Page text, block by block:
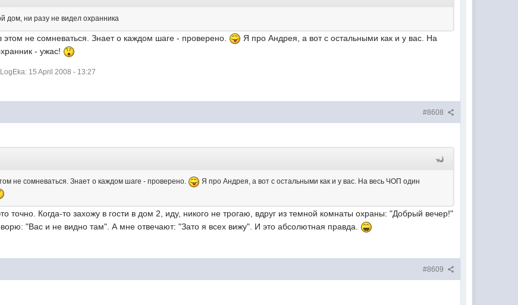
дом, ни разу не видел охранника
этом не сомневаться. Знает о каждом шаге - проверено.
Я про Андрея, а вот с остальными как и у вас. На
- ужас!
15 April 2008 - 13:27
#8608
не сомневаться. Знает о каждом шаге - проверено.
Я про Андрея, а вот с остальными как и у вас. На весь ЧОП один
точно. Когда-то захожу в гости в дом 2, иду, никого не трогаю, вдруг из темной комнаты охраны: "Добрый вечер!"
"Вас и не видно там". А мне отвечают: "Зато я всех вижу". И это абсолютная правда.
#8609